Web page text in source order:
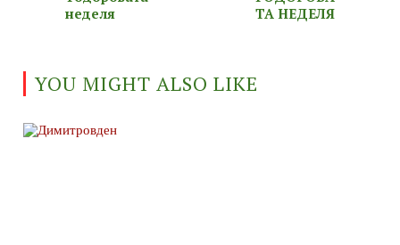
неделя
ТА НЕДЕЛЯ
YOU MIGHT ALSO LIKE